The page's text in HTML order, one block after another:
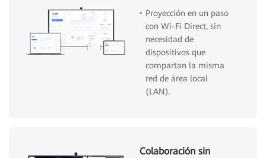
Proyección en un paso
con Wi-Fi Direct, sin
necesidad de
dispositivos que
compartan la misma
red de área local
(LAN).
Colaboración sin